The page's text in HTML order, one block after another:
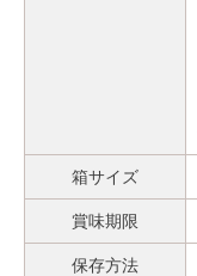
箱サイズ
賞味期限
保存方法